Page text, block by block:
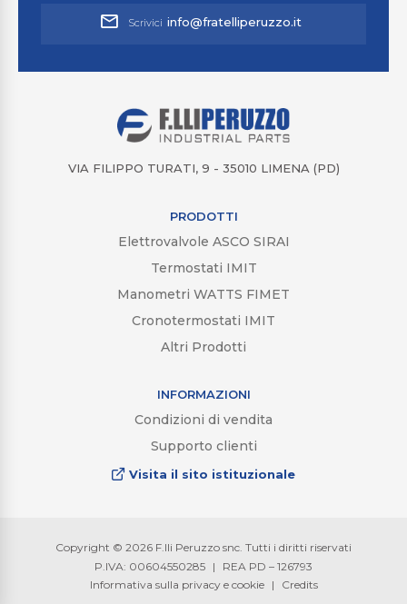
Scrivici info@fratelliperuzzo.it
VIA FILIPPO TURATI, 9 - 35010 LIMENA (PD)
PRODOTTI
Elettrovalvole ASCO SIRAI
Termostati IMIT
Manometri WATTS FIMET
Cronotermostati IMIT
Altri Prodotti
INFORMAZIONI
Condizioni di vendita
Supporto clienti
Visita il sito istituzionale
Copyright © 2026 F.lli Peruzzo snc. Tutti i diritti riservati
P.IVA: 00604550285 |
REA PD – 126793
Informativa sulla privacy e cookie
| Credits